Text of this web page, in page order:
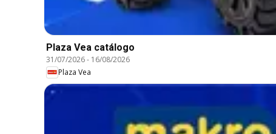
Plaza Vea catálogo
31/07/2026- 16/08/2026
Plaza Vea